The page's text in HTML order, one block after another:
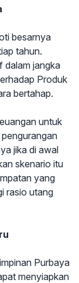
besarnya
tahun.
dalam jangka
Produk
bertahap.
untuk
jika di awal
skenario itu
yang
rasio utang
Purbaya
menyiapkan